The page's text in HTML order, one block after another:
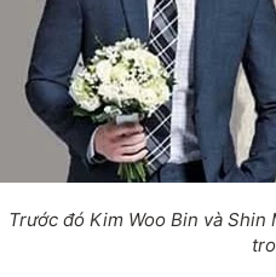
Trước đó Kim Woo Bin và